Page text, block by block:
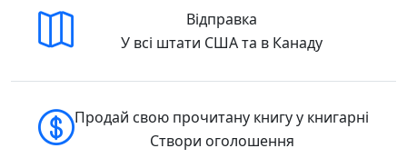
Відправка
У всі штати США та в Канаду
Продай свою прочитану книгу у книгарні
Створи оголошення